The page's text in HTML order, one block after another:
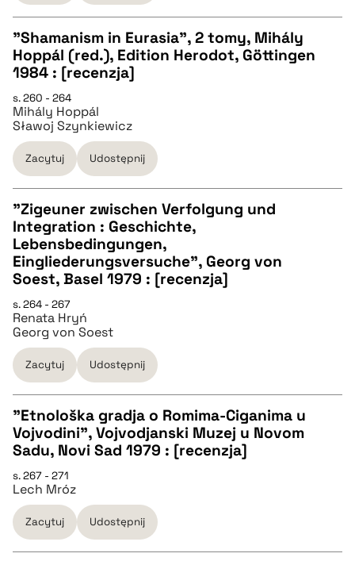
pobierz cytat
CZYSTY TEKST
pobierz cytat
BIBTEX
pobierz cytat
"Shamanism in Eurasia", 2 tomy, Mihály
Hoppál (red.), Edition Herodot, Göttingen
1984 : [recenzja]
s. 260 - 264
Mihály Hoppál
Sławoj Szynkiewicz
Zacytuj Udostępnij
CZYSTY TEKST
pobierz cytat
BIBTEX
pobierz cytat
"Zigeuner zwischen Verfolgung und
Integration : Geschichte,
Lebensbedingungen,
Eingliederungsversuche", Georg von
Soest, Basel 1979 : [recenzja]
s. 264 - 267
Renata Hryń
Georg von Soest
Zacytuj Udostępnij
CZYSTY TEKST
pobierz cytat
BIBTEX
"Etnološka gradja o Romima-Ciganima u
Vojvodini", Vojvodjanski Muzej u Novom
Sadu, Novi Sad 1979 : [recenzja]
s. 267 - 271
Lech Mróz
Zacytuj Udostępnij